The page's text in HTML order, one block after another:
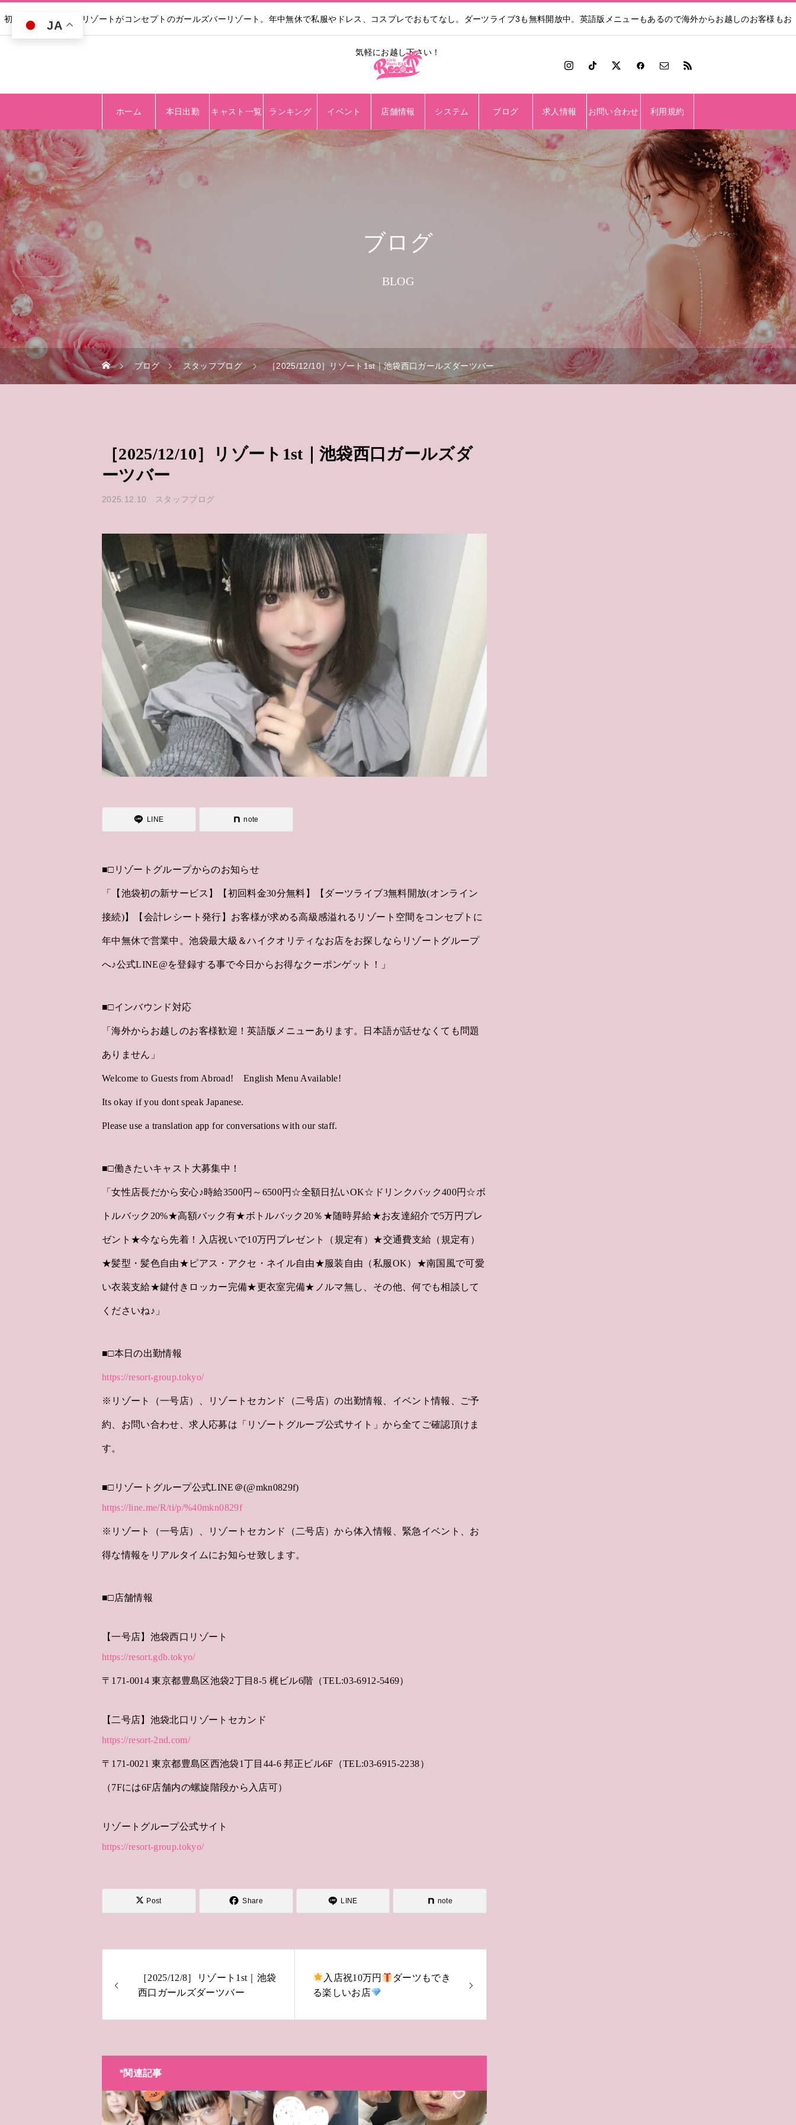
初回30分無料｜高級リゾートがコンセプトのガールズバーリゾート。年中無休で私服やドレス、コスプレでおもてなし。ダーツライブ3も無料開放中。英語版メニューもあるので海外からお越しのお客様もお
気軽にお越し下さい！
ホーム 本日出勤 キャスト一覧 ランキング イベント 店舗情報 システム ブログ 求人情報 お問い合わせ 利用規約
ブログ
BLOG
ブログ スタッフブログ ［2025/12/10］リゾート1st｜池袋西口ガールズダーツバー
［2025/12/10］リゾート1st｜池袋西口ガールズダ
ーツバー
2025.12.10 スタッフブログ
LINE note
■□リゾートグループからのお知らせ
「【池袋初の新サービス】【初回料金30分無料】【ダーツライブ3無料開放(オンライン
接続)】【会計レシート発行】お客様が求める高級感溢れるリゾート空間をコンセプトに
年中無休で営業中。池袋最大級＆ハイクオリティなお店をお探しならリゾートグループ
へ♪公式LINE@を登録する事で今日からお得なクーポンゲット！」
■□インバウンド対応
「海外からお越しのお客様歓迎！英語版メニューあります。日本語が話せなくても問題
ありません」
Welcome to Guests from Abroad! English Menu Available!
Its okay if you dont speak Japanese.
Please use a translation app for conversations with our staff.
■□働きたいキャスト大募集中！
「女性店長だから安心♪時給3500円～6500円☆全額日払いOK☆ドリンクバック400円☆ボ
トルバック20%★高額バック有★ボトルバック20％★随時昇給★お友達紹介で5万円プレ
ゼント★今なら先着！入店祝いで10万円プレゼント（規定有）★交通費支給（規定有）
★髪型・髪色自由★ピアス・アクセ・ネイル自由★服装自由（私服OK）★南国風で可愛
い衣装支給★鍵付きロッカー完備★更衣室完備★ノルマ無し、その他、何でも相談して
くださいね♪」
■□本日の出勤情報
https://resort-group.tokyo/
※リゾート（一号店）、リゾートセカンド（二号店）の出勤情報、イベント情報、ご予
約、お問い合わせ、求人応募は「リゾートグループ公式サイト」から全てご確認頂けま
す。
■□リゾートグループ公式LINE＠(@mkn0829f)
https://line.me/R/ti/p/%40mkn0829f
※リゾート（一号店）、リゾートセカンド（二号店）から体入情報、緊急イベント、お
得な情報をリアルタイムにお知らせ致します。
■□店舗情報
【一号店】池袋西口リゾート
https://resort.gdb.tokyo/
〒171-0014 東京都豊島区池袋2丁目8-5 梶ビル6階（TEL:03-6912-5469）
【二号店】池袋北口リゾートセカンド
https://resort-2nd.com/
〒171-0021 東京都豊島区西池袋1丁目44-6 邦正ビル6F（TEL:03-6915-2238）
（7Fには6F店舗内の螺旋階段から入店可）
リゾートグループ公式サイト
https://resort-group.tokyo/
Post Share LINE note
［2025/12/8］リゾート1st｜池袋
西口ガールズダーツバー
入店祝10万円
ダーツもでき
る楽しいお店
*関連記事
JA